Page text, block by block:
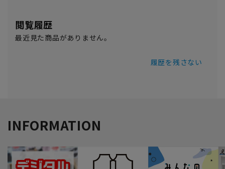
閲覧履歴
最近見た商品がありません。
履歴を残さない
INFORMATION